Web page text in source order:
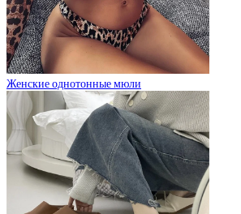
Женские однотонные мюли